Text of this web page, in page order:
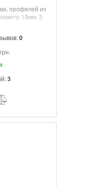
профилей из
19мм, 3
0
грн.
3